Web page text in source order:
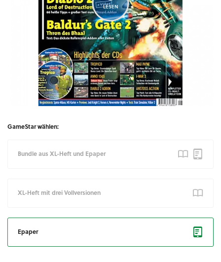
LESEN
GameStar wählen:
Bundle aus XL-Heft und Epaper
XL-Heft mit drei Vollversionen
Epaper